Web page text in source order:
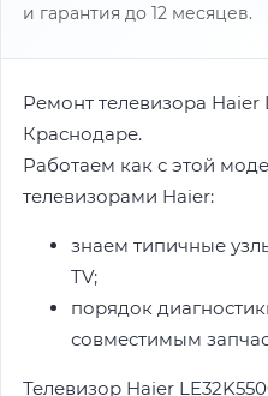
и гарантия до 12 месяцев.
Ремонт телевизора Haier
Краснодаре.
Работаем как с этой
телевизорами Haier:
знаем типичные
TV;
порядок
совместимым
Телевизор Haier